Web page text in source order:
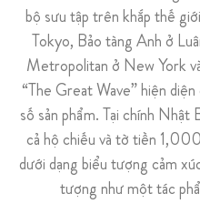
bộ sưu tập trên khắp thế
Tokyo, Bảo tàng Anh ở
Metropolitan ở New York
“The Great Wave” hiện
số sản phẩm. Tại chính Nhật
cả hộ chiếu và tờ tiền
dưới dạng biểu tượng cảm
tượng như một tác